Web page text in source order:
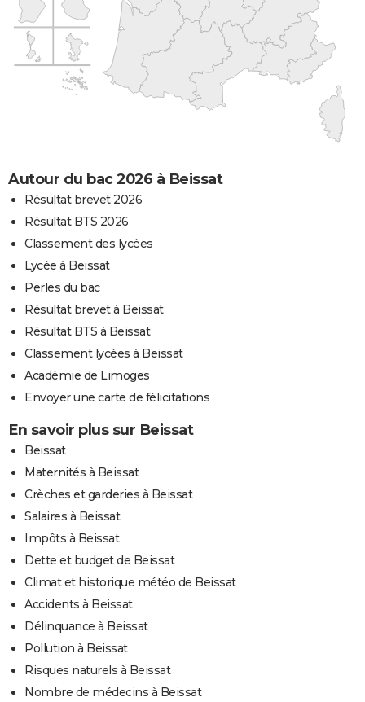
Autour du bac 2026 à Beissat
Résultat brevet 2026
Résultat BTS 2026
Classement des lycées
Lycée à Beissat
Perles du bac
Résultat brevet à Beissat
Résultat BTS à Beissat
Classement lycées à Beissat
Académie de Limoges
Envoyer une carte de félicitations
En savoir plus sur Beissat
Beissat
Maternités à Beissat
Crèches et garderies à Beissat
Salaires à Beissat
Impôts à Beissat
Dette et budget de Beissat
Climat et historique météo de Beissat
Accidents à Beissat
Délinquance à Beissat
Pollution à Beissat
Risques naturels à Beissat
Nombre de médecins à Beissat